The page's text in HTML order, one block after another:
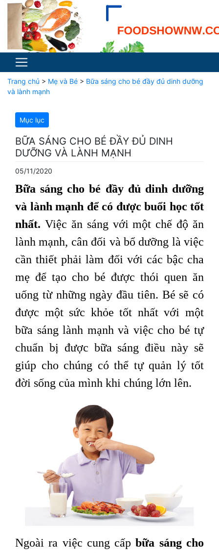
Trang chủ > Mẹ và Bé > Bữa sáng cho bé đầy đủ dinh dưỡng
và lành mạnh
Mục lục
BỮA SÁNG CHO BÉ ĐẦY ĐỦ DINH
DƯỠNG VÀ LÀNH MẠNH
05/11/2020
Bữa sáng cho bé đầy đủ dinh dưỡng
và lành mạnh để có được buổi học tốt
nhất. Việc ăn sáng với một chế độ ăn
lành mạnh, cân đối và bổ dưỡng là việc
cần thiết phải làm đối với các bậc cha
mẹ để tạo cho bé được thói quen ăn
uống từ những ngày đầu tiên. Bé sẽ có
được một sức khỏe tốt nhất với một
bữa sáng lành mạnh và việc cho bé tự
chuẩn bị được bữa sáng điều này sẽ
giúp cho chúng có thể tự quản lý tốt
đời sống của mình khi chúng lớn lên.
Ngoài ra việc cung cấpbữa sáng cho